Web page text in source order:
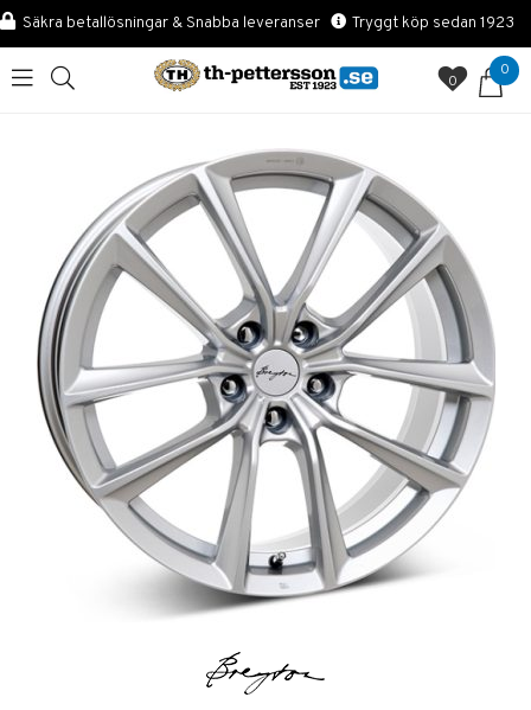
Säkra betallösningar & Snabba leveranser Tryggt köp sedan 1923
0
0